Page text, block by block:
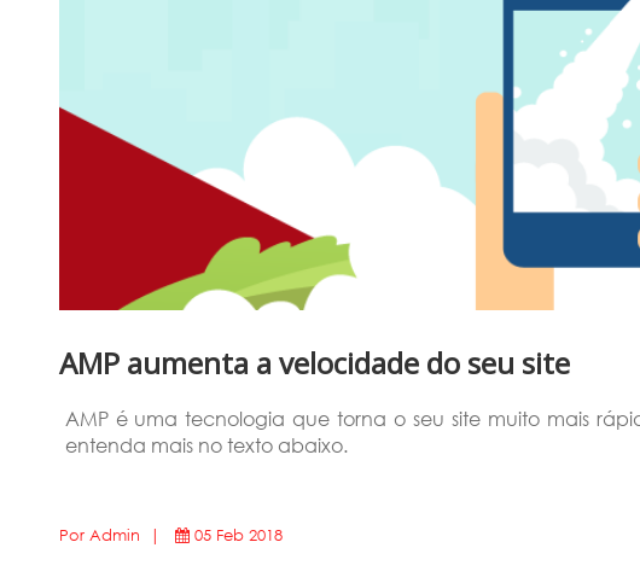
AMP aumenta a velocidade do seu site
AMP é uma tecnologia que torna o seu site muito mais
entenda mais no texto abaixo.
Por Admin | 05 Feb 2018